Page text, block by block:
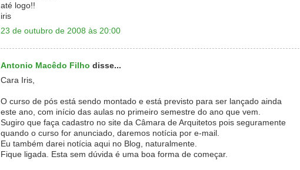
até logo!!
iris
23 de outubro de 2008 às 20:00
Antonio Macêdo Filho disse...
Cara Iris,
O curso de pós está sendo montado e está previsto para ser lançado ainda
este ano, com início das aulas no primeiro semestre do ano que vem.
Sugiro que faça cadastro no site da Câmara de Arquitetos pois seguramente
quando o curso for anunciado, daremos notícia por e-mail.
Eu também darei notícia aqui no Blog, naturalmente.
Fique ligada. Esta sem dúvida é uma boa forma de começar.